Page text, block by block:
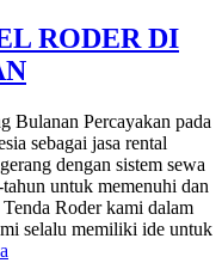
RODER DI
Bulanan Percayakan pada
sebagai jasa rental
dengan sistem sewa
untuk memenuhi dan
Roder kami dalam
selalu memiliki ide untuk